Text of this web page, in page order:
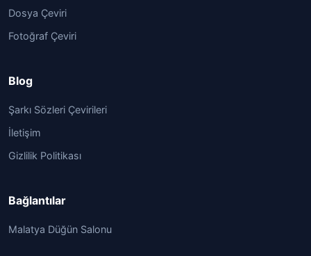
Dosya Çeviri
Fotoğraf Çeviri
Blog
Şarkı Sözleri Çevirileri
İletişim
Gizlilik Politikası
Bağlantılar
Malatya Düğün Salonu